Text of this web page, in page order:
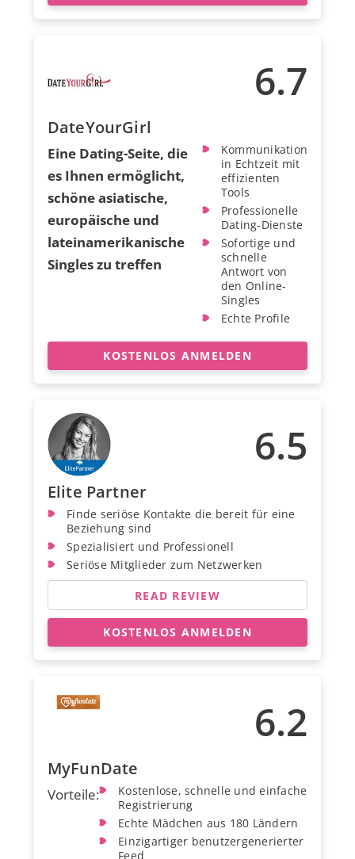
6.7
DateYourGirl
Eine Dating-Seite, die
es Ihnen ermöglicht,
schöne asiatische,
europäische und
lateinamerikanische
Singles zu treffen
Kommunikation
in Echtzeit mit
effizienten
Tools
Professionelle
Dating-Dienste
Sofortige und
schnelle
Antwort von
den Online-
Singles
Echte Profile
KOSTENLOS ANMELDEN
6.5
Elite Partner
Finde seriöse Kontakte die bereit für eine
Beziehung sind
Spezialisiert und Professionell
Seriöse Mitglieder zum Netzwerken
READ REVIEW
KOSTENLOS ANMELDEN
6.2
MyFunDate
Vorteile:
Kostenlose, schnelle und einfache
Registrierung
Echte Mädchen aus 180 Ländern
Einzigartiger benutzergenerierter
Feed